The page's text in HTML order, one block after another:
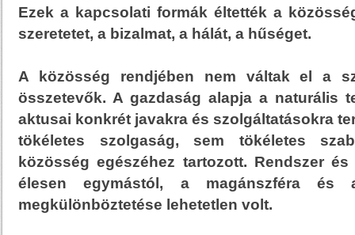
Ezek a kapcsolati formák éltették a
szeretetet, a bizalmat, a hálát, a hűséget.
A közösség rendjében nem váltak el a
összetevők. A gazdaság alapja a naturális
aktusai konkrét javakra és szolgáltatásokra
tökéletes szolgaság, sem tökéletes
közösség egészéhez tartozott. Rendszer
élesen egymástól, a magánszféra és
megkülönböztetése lehetetlen volt.